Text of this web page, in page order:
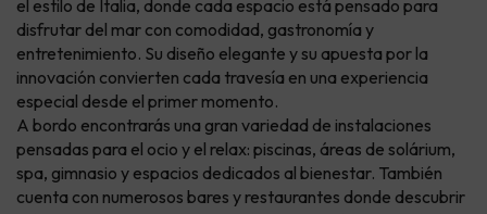
el estilo de Italia, donde cada espacio está pensado para
disfrutar del mar con comodidad, gastronomía y
entretenimiento. Su diseño elegante y su apuesta por la
innovación convierten cada travesía en una experiencia
especial desde el primer momento.
A bordo encontrarás una gran variedad de instalaciones
pensadas para el ocio y el relax: piscinas, áreas de solárium,
spa, gimnasio y espacios dedicados al bienestar. También
cuenta con numerosos bares y restaurantes donde descubrir